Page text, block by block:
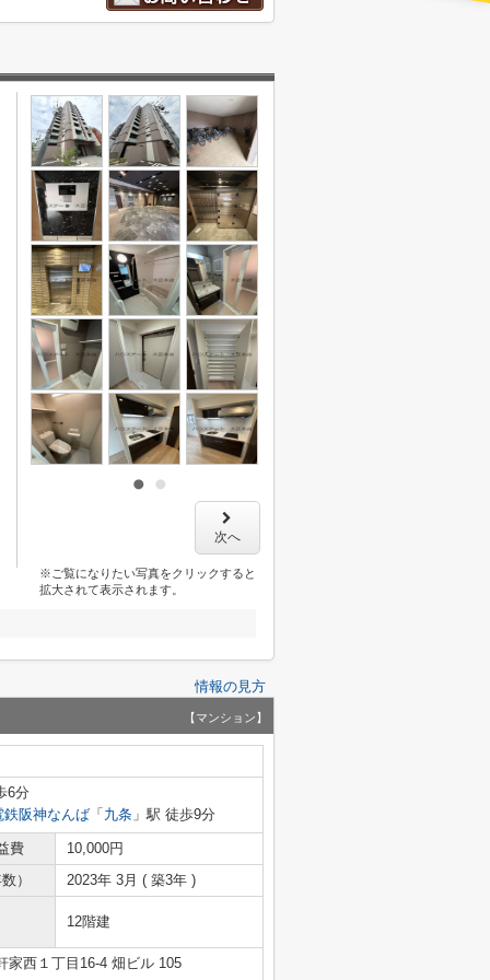
次へ
※ご覧になりたい写真をクリックすると
拡大されて表示されます。
情報の見方
【マンション】
6分
鉄阪神なんば 「 九条 」駅 徒歩9分
費
10,000円
）
2023年 3月 ( 築3年 )
12階建
家西１丁目16-4 畑ビル 105